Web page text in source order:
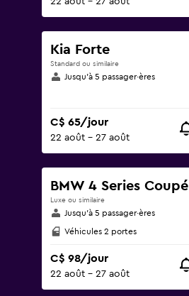
Kia Forte
Standard ou similaire
Jusqu’à 5 passager·ères
C$ 65/jour
22 août - 27 août
BMW 4 Series Coupé
Luxe ou similaire
Jusqu’à 5 passager·ères
Véhicules 2 portes
C$ 98/jour
22 août - 27 août